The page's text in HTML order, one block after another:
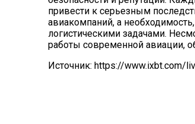
привести к серьезным
авиакомпаний, а
логистическими задачами.
работы современной авиации,
Источник: https://www.ixbt.com/